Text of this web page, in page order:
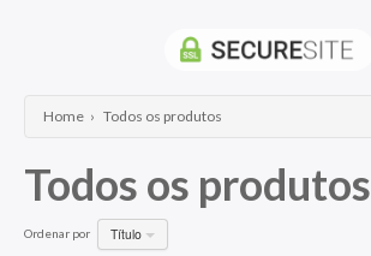
Home › Todos os produtos
Todos os produtos
Ordenar por Título